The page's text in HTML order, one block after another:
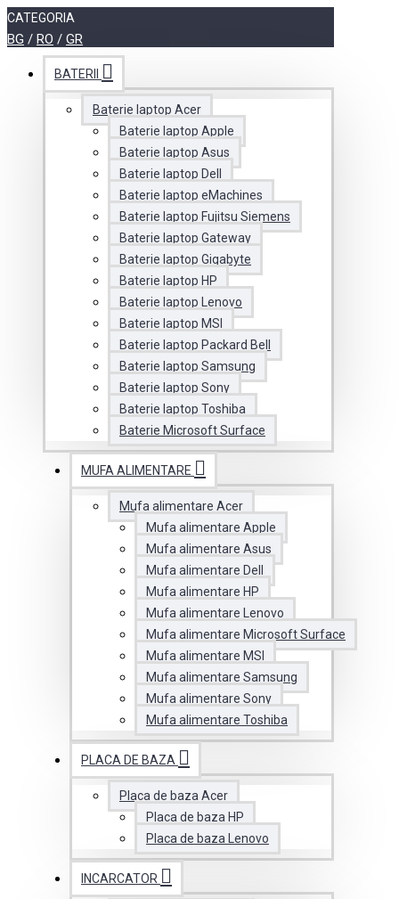
CATEGORIA
BG / RO / GR
BATERII
Baterie laptop Acer
Baterie laptop Apple
Baterie laptop Asus
Baterie laptop Dell
Baterie laptop eMachines
Baterie laptop Fujitsu Siemens
Baterie laptop Gateway
Baterie laptop Gigabyte
Baterie laptop HP
Baterie laptop Lenovo
Baterie laptop MSI
Baterie laptop Packard Bell
Baterie laptop Samsung
Baterie laptop Sony
Baterie laptop Toshiba
Baterie Microsoft Surface
MUFA ALIMENTARE
Mufa alimentare Acer
Mufa alimentare Apple
Mufa alimentare Asus
Mufa alimentare Dell
Mufa alimentare HP
Mufa alimentare Lenovo
Mufa alimentare Microsoft Surface
Mufa alimentare MSI
Mufa alimentare Samsung
Mufa alimentare Sony
Mufa alimentare Toshiba
PLACA DE BAZA
Placa de baza Acer
Placa de baza HP
Placa de baza Lenovo
INCARCATOR